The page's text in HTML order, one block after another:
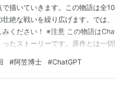
描いていきます。この物語は全
絶な戦いを繰り広げます。では
ください！ ※注意 この物語は
たストーリーです。原作とは一
開しております。生暖かい視線で
#阿笠博士 #ChatGPT